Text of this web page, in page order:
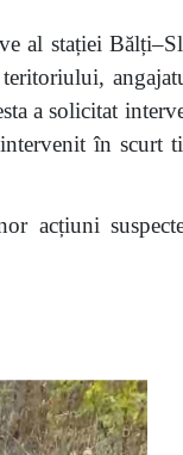
al stației
a solicitat
în scurt
acțiuni